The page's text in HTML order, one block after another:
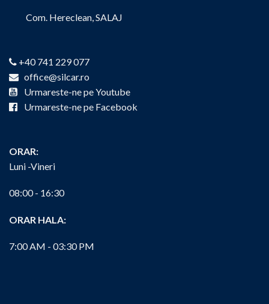
Com. Hereclean, SALAJ
+40 741 229 077
office@silcar.ro
Urmareste-ne pe Youtube
Urmareste-ne pe Facebook
ORAR:
Luni -Vineri
08:00 - 16:30
ORAR HALA:
7:00 AM - 03:30 PM